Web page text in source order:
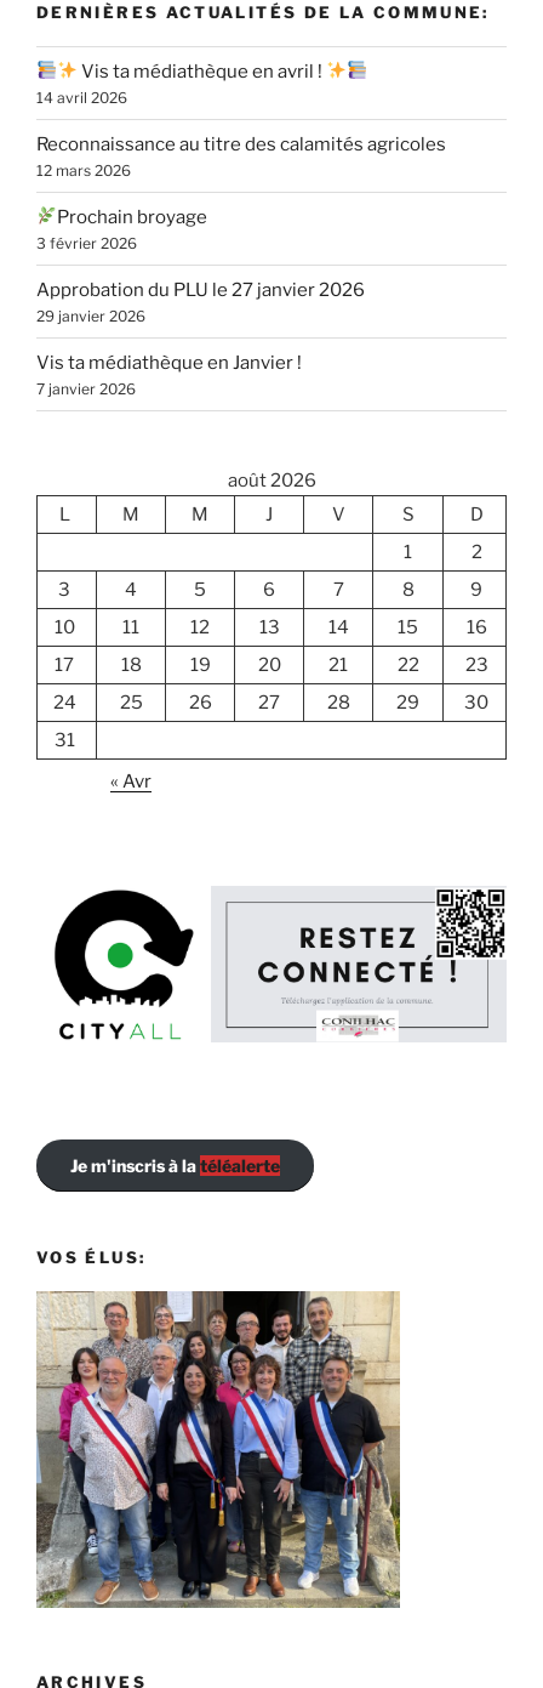
DERNIÈRES ACTUALITÉS DE LA COMMUNE:
Vis ta médiathèque en avril !
14 avril 2026
Reconnaissance au titre des calamités agricoles
12 mars 2026
Prochain broyage
3 février 2026
Approbation du PLU le 27 janvier 2026
29 janvier 2026
Vis ta médiathèque en Janvier !
7 janvier 2026
août 2026
L
M M J V S
D
1
2
3
4 5 6 7 8
9
10
11 12 13 14 15
16
17
18 19 20 21 22
23
24
25 26 27 28 29
30
31
« Avr
Je m'inscris à latéléalerte
VOS ÉLUS:
ARCHIVES